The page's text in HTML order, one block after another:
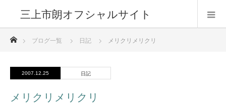
三上市朗オフシャルサイト
ブログ一覧 日記 メリクリメリクリ
2007.12.25 日記
メリクリメリクリ